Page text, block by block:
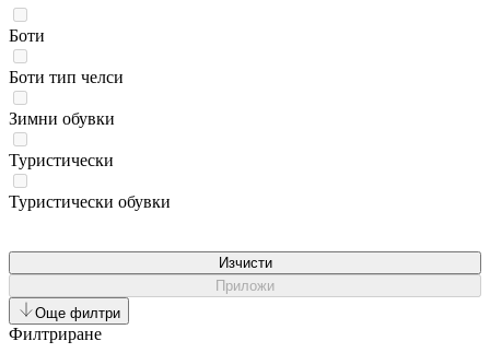
Боти
Боти тип челси
Зимни обувки
Туристически
Туристически oбувки
Изчисти
Приложи
Още филтри
Филтриране